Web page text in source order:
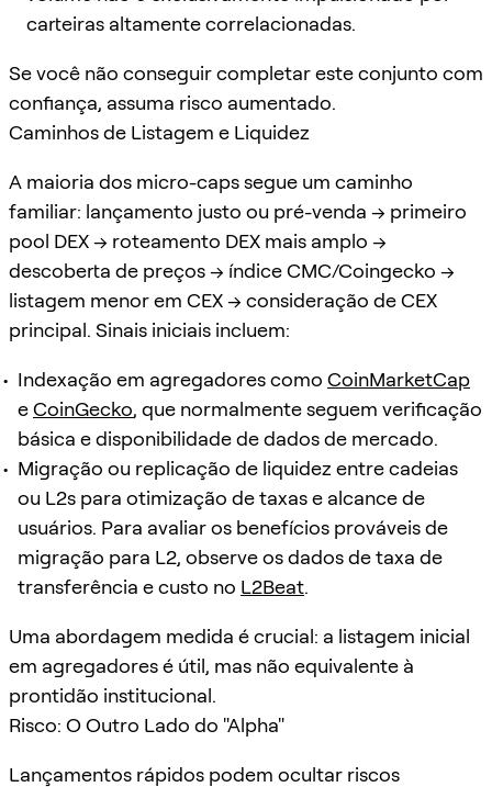
carteiras altamente correlacionadas.
Se você não conseguir completar este conjunto com
confiança, assuma risco aumentado.
Caminhos de Listagem e Liquidez
A maioria dos micro-caps segue um caminho
familiar: lançamento justo ou pré-venda → primeiro
pool DEX → roteamento DEX mais amplo →
descoberta de preços → índice CMC/Coingecko →
listagem menor em CEX → consideração de CEX
principal. Sinais iniciais incluem:
Indexação em agregadores como CoinMarketCap
eCoinGecko, que normalmente seguem verificação
básica e disponibilidade de dados de mercado.
Migração ou replicação de liquidez entre cadeias
ou L2s para otimização de taxas e alcance de
usuários. Para avaliar os benefícios prováveis de
migração para L2, observe os dados de taxa de
transferência e custo no L2Beat.
Uma abordagem medida é crucial: a listagem inicial
em agregadores é útil, mas não equivalente à
prontidão institucional.
Risco: O Outro Lado do "Alpha"
Lançamentos rápidos podem ocultar riscos